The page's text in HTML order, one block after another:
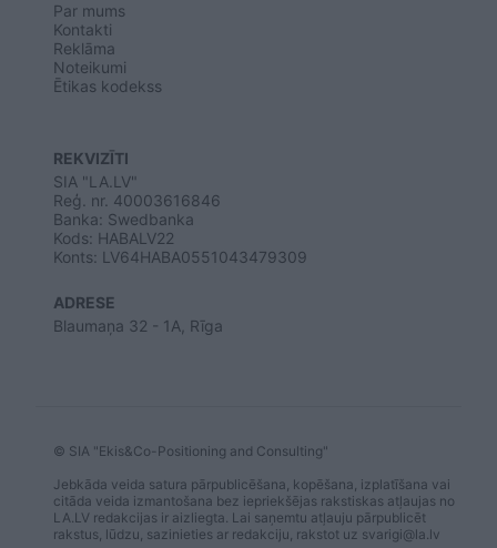
Par mums
Kontakti
Reklāma
Noteikumi
Ētikas kodekss
REKVIZĪTI
SIA "LA.LV"
Reģ. nr. 40003616846
Banka: Swedbanka
Kods: HABALV22
Konts: LV64HABA0551043479309
ADRESE
Blaumaņa 32 - 1A, Rīga
© SIA "Ekis&Co-Positioning and Consulting"
Jebkāda veida satura pārpublicēšana, kopēšana, izplatīšana vai
citāda veida izmantošana bez iepriekšējas rakstiskas atļaujas no
LA.LV redakcijas ir aizliegta. Lai saņemtu atļauju pārpublicēt
rakstus, lūdzu, sazinieties ar redakciju, rakstot uz svarigi@la.lv